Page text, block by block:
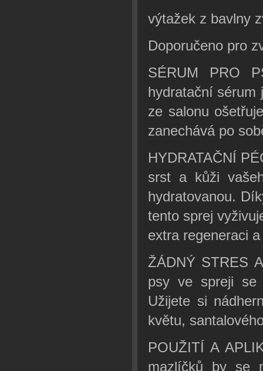
výtažek z bavlny
Doporučeno pro
SÉRUM PRO
hydratační sérum
ze salonu
zanechává po
HYDRATAČNÍ
srst a kůži
hydratovanou.
tento sprej
extra regeneraci
ŽÁDNÝ STRES
psy ve spreji se
Užijete si
květu,
POUŽITÍ A
mazlíčků by se